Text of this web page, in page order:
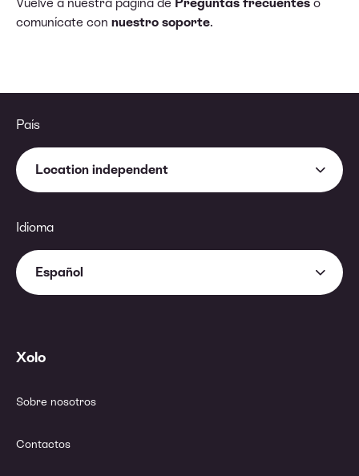
comunícate con nuestro soporte.
País
Location independent
Idioma
Español
Xolo
Sobre nosotros
Contactos